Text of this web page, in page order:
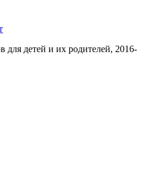
для детей и их родителей, 2016-